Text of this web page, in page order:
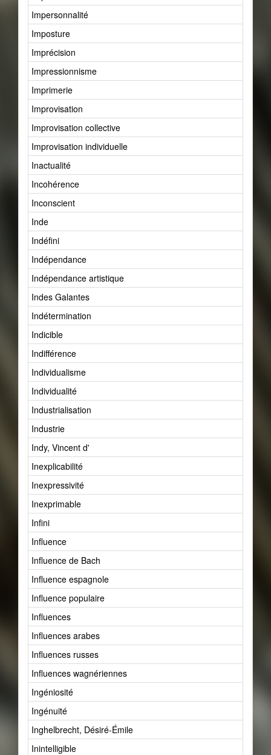
Impersonnalité
Imposture
Imprécision
Impressionnisme
Imprimerie
Improvisation
Improvisation collective
Improvisation individuelle
Inactualité
Incohérence
Inconscient
Inde
Indéfini
Indépendance
Indépendance artistique
Indes Galantes
Indétermination
Indicible
Indifférence
Individualisme
Individualité
Industrialisation
Industrie
Indy, Vincent d'
Inexplicabilité
Inexpressivité
Inexprimable
Infini
Influence
Influence de Bach
Influence espagnole
Influence populaire
Influences
Influences arabes
Influences russes
Influences wagnériennes
Ingéniosité
Ingénuité
Inghelbrecht, Désiré-Émile
Inintelligible